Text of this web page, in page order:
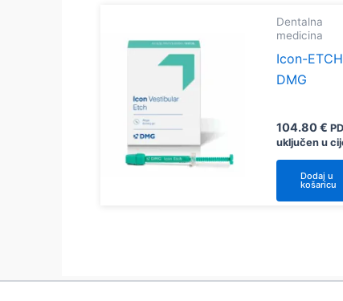
Dentalna
medicina
Icon-
DMG
104.80€
uključen u
Dodaj u
košaricu